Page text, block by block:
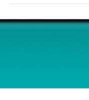
Présidente d'Honneur,
Michel...